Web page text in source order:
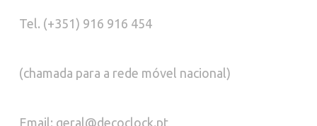
Tel. (+351) 916 916 454
(chamada para a rede móvel nacional)
Email: geral@decoclock.pt